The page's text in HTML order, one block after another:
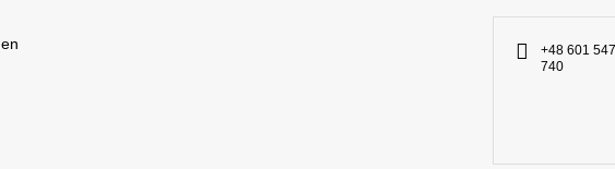
+48 601 547
740